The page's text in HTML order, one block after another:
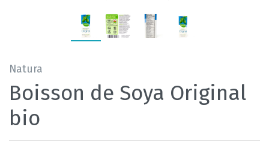
Natura
Boisson de Soya Original
bio